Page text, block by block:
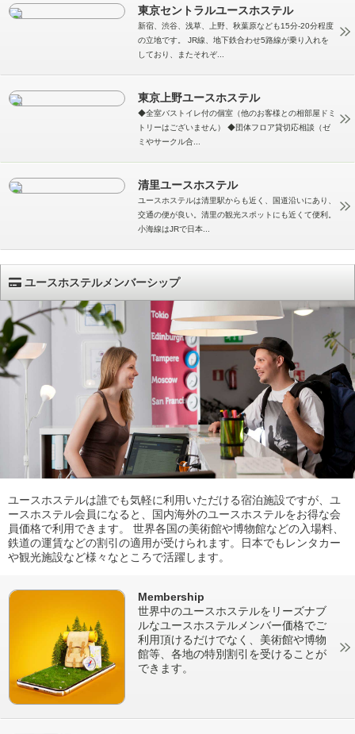
東京セントラルユースホステル
新宿、渋谷、浅草、上野、秋葉原なども15分-20分程度
の立地です。 JR線、地下鉄合わせ5路線が乗り入れを
しており、またそれぞ...
東京上野ユースホステル
◆全室バストイレ付の個室（他のお客様との相部屋ドミ
トリーはございません） ◆団体フロア貸切応相談（ゼ
ミやサークル合...
清里ユースホステル
ユースホステルは清里駅からも近く、国道沿いにあり、
交通の便が良い。清里の観光スポットにも近くて便利。
小海線はJRで日本...
ユースホステルメンバーシップ
ユースホステルは誰でも気軽に利用いただける宿泊施設ですが、ユ
ースホステル会員になると、国内海外のユースホステルをお得な会
員価格で利用できます。 世界各国の美術館や博物館などの入場料、
鉄道の運賃などの割引の適用が受けられます。日本でもレンタカー
や観光施設など様々なところで活躍します。
Membership
世界中のユースホステルをリーズナブ
ルなユースホステルメンバー価格でご
利用頂けるだけでなく、美術館や博物
館等、各地の特別割引を受けることが
できます。